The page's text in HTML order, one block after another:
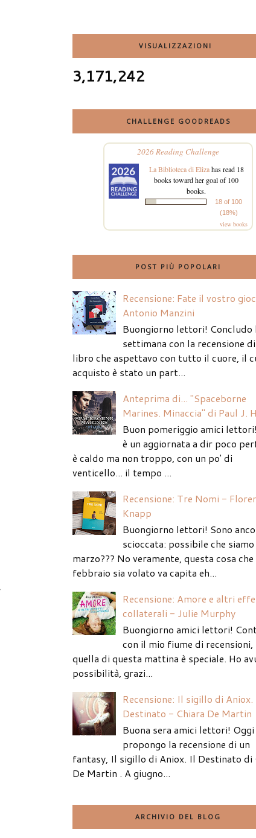
VISUALIZZAZIONI
3,171,242
CHALLENGE GOODREADS
2026 Reading Challenge
La Biblioteca di Elizahas read 18
books toward her goal of 100
books.
18 of 100
(18%)
view books
POST PIÙ POPOLARI
Recensione: Fate il vostro
Antonio Manzini
Buongiorno lettori! Concludo
settimana con la recensione
libro che aspettavo con tutto il cuore, il
acquisto è stato un part...
Anteprima di... "Spaceborne
Marines. Minaccia" di Paul J.
Buon pomeriggio amici
è un aggiornata a dir poco
è caldo ma non troppo, con un po' di
venticello... il tempo ...
Recensione: Tre Nomi -
Knapp
Buongiorno lettori! Sono
scioccata: possibile che siamo
marzo??? No veramente, questa cosa che
febbraio sia volato va capita eh...
Recensione: Amore e altri
collaterali - Julie Murphy
Buongiorno amici lettori!
con il mio fiume di recensioni,
quella di questa mattina è speciale. Ho
possibilità, grazi...
Recensione: Il sigillo di
Destinato - Chiara De Martin
Buona sera amici lettori!
propongo la recensione di un
fantasy, Il sigillo di Aniox. Il Destinato di
De Martin . A giugno...
ARCHIVIO DEL BLOG